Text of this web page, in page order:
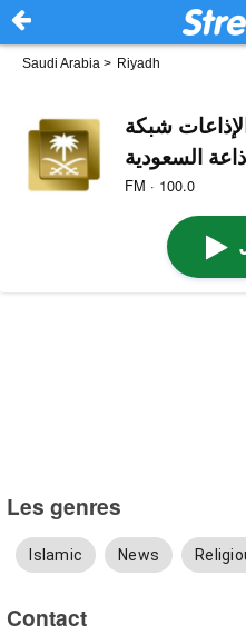
Saudi Arabia > Riyadh
شبكة
السعودية
FM · 100.0
Les genres
Islamic News
Contact